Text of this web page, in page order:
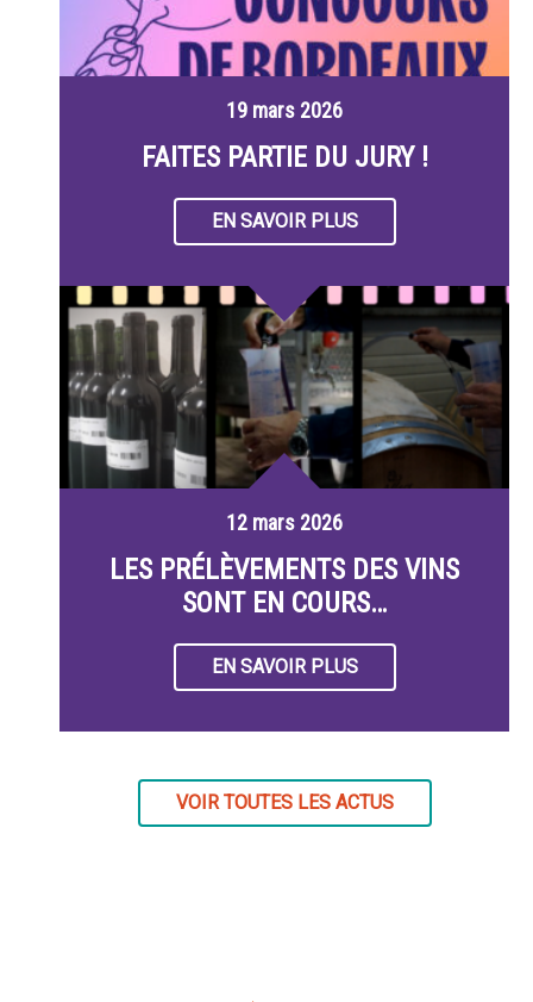
19 mars 2026
FAITES PARTIE DU JURY !
EN SAVOIR PLUS
12 mars 2026
LES PRÉLÈVEMENTS DES VINS
SONT EN COURS…
EN SAVOIR PLUS
VOIR TOUTES LES ACTUS